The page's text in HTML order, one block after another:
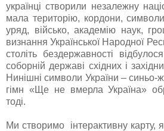
українці створили незалежну
мала територію, кордони,
уряд, військо, академію наук,
визнання Української Народної
століть бездержавності
соборній державі східних і
Нинішні символи України ‒ синьо-
гімн «Ще не вмерла Україна»
тоді.
Ми створимо інтерактивну карту,